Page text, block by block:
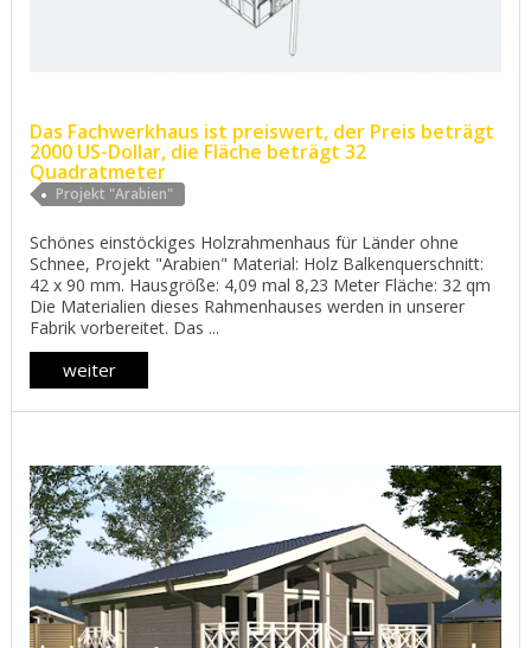
Das Fachwerkhaus ist preiswert, der Preis beträgt
2000 US-Dollar, die Fläche beträgt 32
Quadratmeter
Projekt "Arabien"
Schönes einstöckiges Holzrahmenhaus für Länder ohne
Schnee, Projekt "Arabien" Material: Holz Balkenquerschnitt:
42 x 90 mm. Hausgröße: 4,09 mal 8,23 Meter Fläche: 32 qm
Die Materialien dieses Rahmenhauses werden in unserer
Fabrik vorbereitet. Das ...
weiter